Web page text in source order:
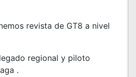
revista de GT8 a nivel
regional y piloto
.